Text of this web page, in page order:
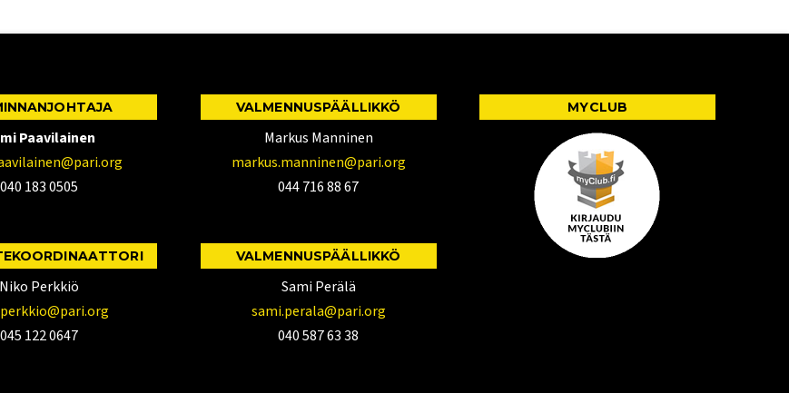
Paavilainen
040 183 0505
Niko Perkkiö
045 122 0647
VALMENNUSPÄÄLLIKKÖ
Markus Manninen
markus.manninen@pari.org
044 716 88 67
VALMENNUSPÄÄLLIKKÖ
Sami Perälä
sami.perala@pari.org
040 587 63 38
MYCLUB